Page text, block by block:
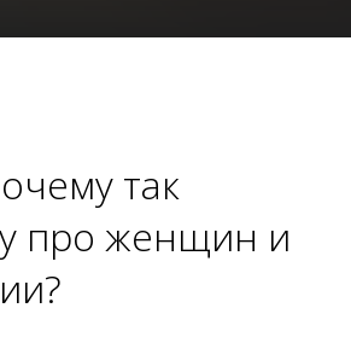
так
про женщин и